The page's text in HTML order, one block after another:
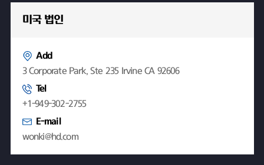
미국 법인
Add
3 Corporate Park, Ste 235 Irvine CA 92606
Tel
+1-949-302-2755
E-mail
wonki@hd.com